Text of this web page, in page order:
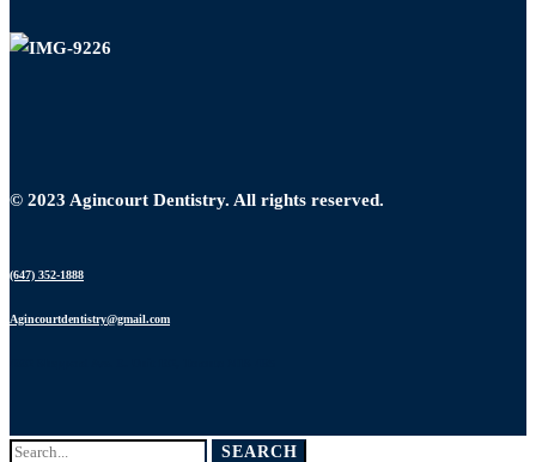
© 2023 Agincourt Dentistry. All rights reserved.
(647) 352-1888
Agincourtdentistry@gmail.com
Search
SEARCH